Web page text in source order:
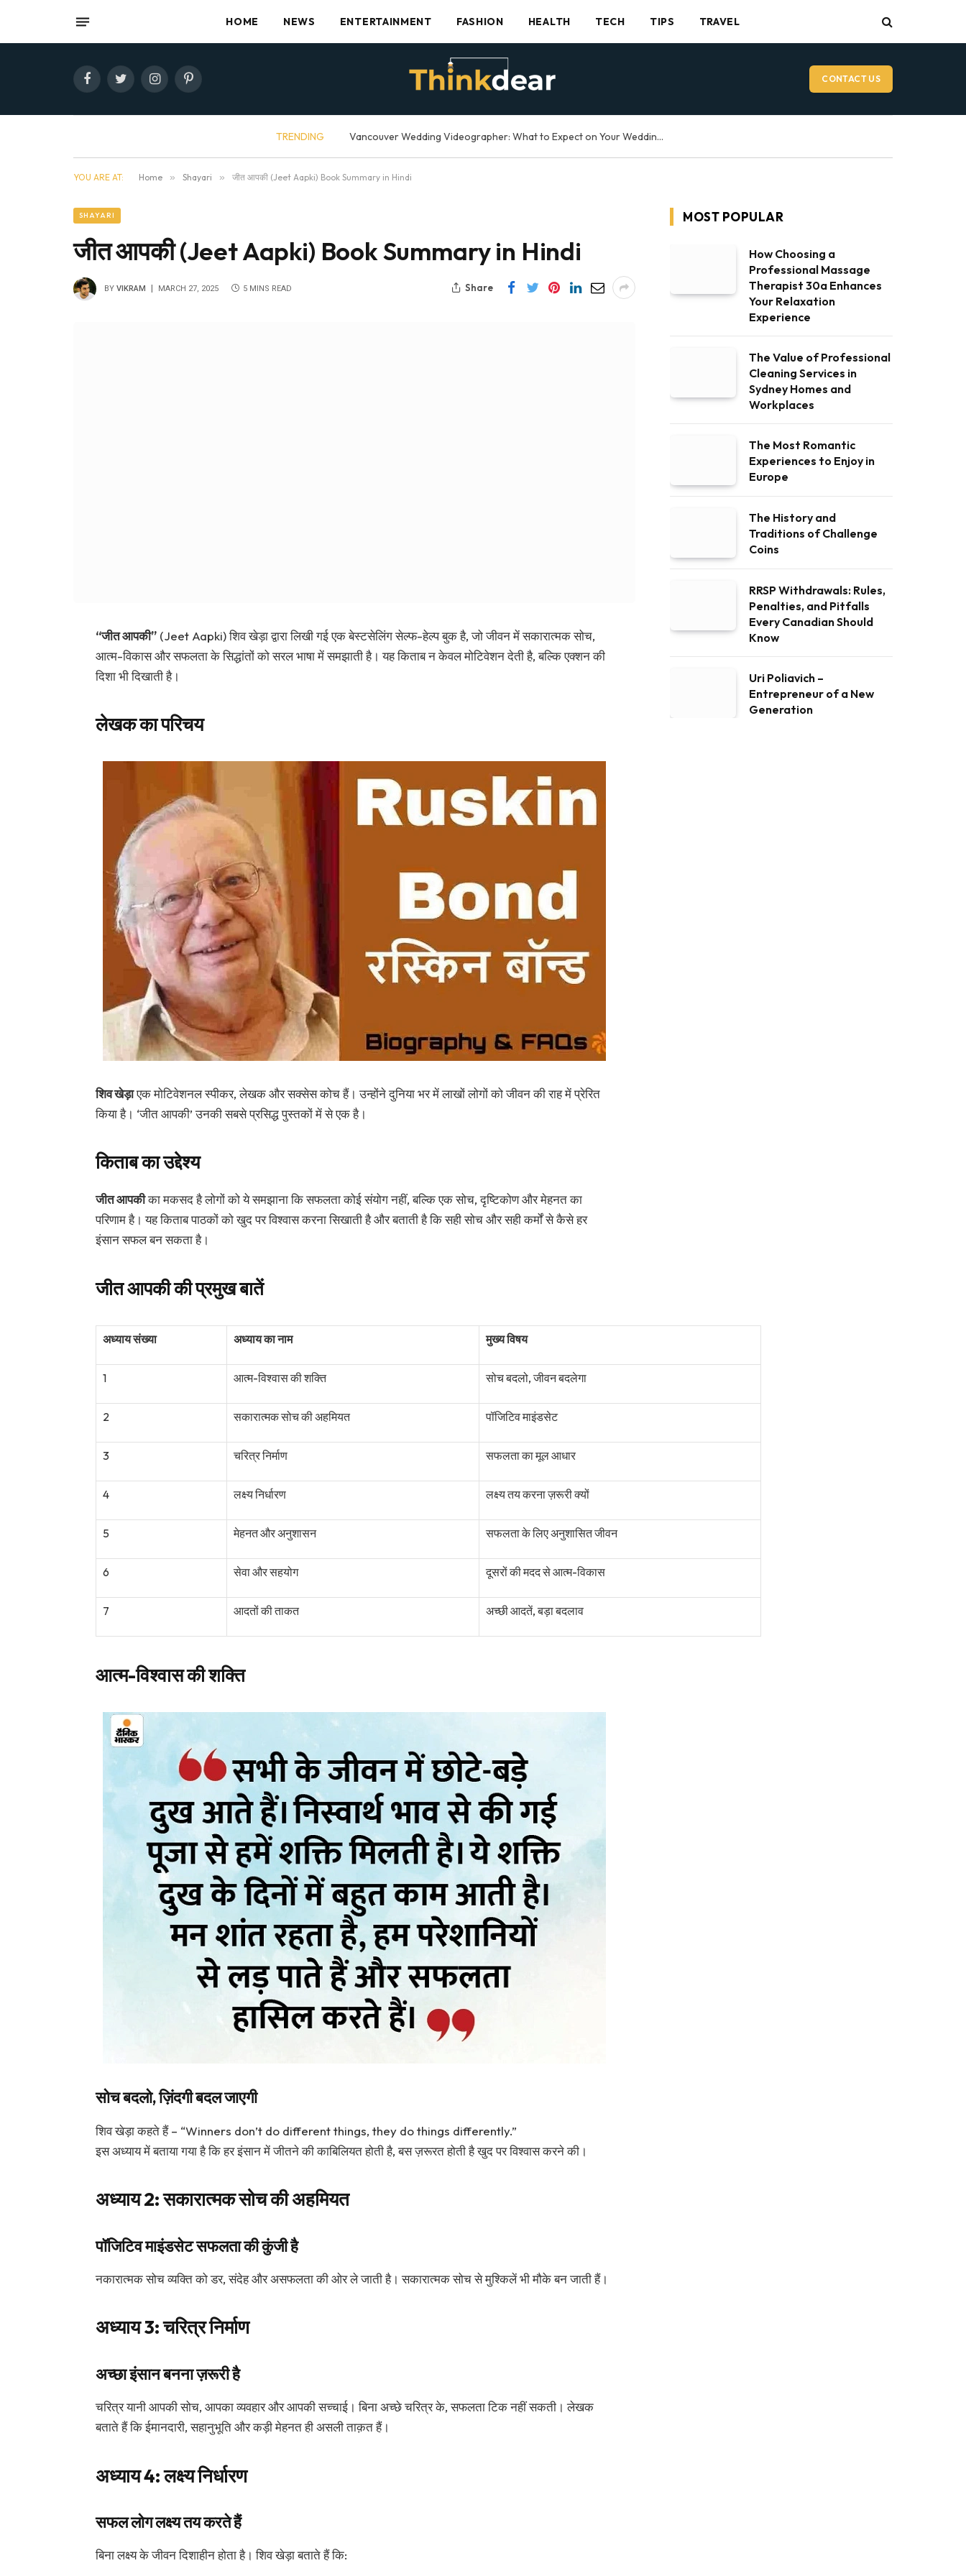
HOME NEWS ENTERTAINMENT FASHION HEALTH TECH TIPS TRAVEL
FacebookTwitterInstagramPinterest CONTACT US
TRENDING Vancouver Wedding Videographer: What to Expect on Your Wedding Day
YOU ARE AT: Home » Shayari » जीत आपकी (Jeet Aapki) Book Summary in Hindi
SHAYARI
जीत आपकी (Jeet Aapki) Book Summary in Hindi
BY VIKRAM MARCH 27, 2025 5 MINS READ Share
“जीत आपकी”(Jeet Aapki) शिव खेड़ा द्वारा लिखी गई एक बेस्टसेलिंग सेल्फ-हेल्प बुक है, जो जीवन में सकारात्मक सोच,
आत्म-विकास और सफलता के सिद्धांतों को सरल भाषा में समझाती है। यह किताब न केवल मोटिवेशन देती है, बल्कि एक्शन की
दिशा भी दिखाती है।
लेखक का परिचय
शिव खेड़ाएक मोटिवेशनल स्पीकर, लेखक और सक्सेस कोच हैं। उन्होंने दुनिया भर में लाखों लोगों को जीवन की राह में प्रेरित
किया है। ‘जीत आपकी’ उनकी सबसे प्रसिद्ध पुस्तकों में से एक है।
किताब का उद्देश्य
जीत आपकीका मकसद है लोगों को ये समझाना कि सफलता कोई संयोग नहीं, बल्कि एक सोच, दृष्टिकोण और मेहनत का
परिणाम है। यह किताब पाठकों को खुद पर विश्वास करना सिखाती है और बताती है कि सही सोच और सही कर्मों से कैसे हर
इंसान सफल बन सकता है।
जीत आपकी की प्रमुख बातें
अध्याय संख्या अध्याय का नाम मुख्य विषय
1 आत्म-विश्वास की शक्ति सोच बदलो, जीवन बदलेगा
2 सकारात्मक सोच की अहमियत पॉजिटिव माइंडसेट
3 चरित्र निर्माण सफलता का मूल आधार
4 लक्ष्य निर्धारण लक्ष्य तय करना ज़रूरी क्यों
5 मेहनत और अनुशासन सफलता के लिए अनुशासित जीवन
6 सेवा और सहयोग दूसरों की मदद से आत्म-विकास
7 आदतों की ताकत अच्छी आदतें, बड़ा बदलाव
आत्म-विश्वास की शक्ति
सोच बदलो, ज़िंदगी बदल जाएगी
शिव खेड़ा कहते हैं – “Winners don’t do different things, they do things differently.”
इस अध्याय में बताया गया है कि हर इंसान में जीतने की काबिलियत होती है, बस ज़रूरत होती है खुद पर विश्वास करने की।
अध्याय 2: सकारात्मक सोच की अहमियत
पॉजिटिव माइंडसेट सफलता की कुंजी है
नकारात्मक सोच व्यक्ति को डर, संदेह और असफलता की ओर ले जाती है। सकारात्मक सोच से मुश्किलें भी मौके बन जाती हैं।
अध्याय 3: चरित्र निर्माण
अच्छा इंसान बनना ज़रूरी है
चरित्र यानी आपकी सोच, आपका व्यवहार और आपकी सच्चाई। बिना अच्छे चरित्र के, सफलता टिक नहीं सकती। लेखक
बताते हैं कि ईमानदारी, सहानुभूति और कड़ी मेहनत ही असली ताक़त हैं।
अध्याय 4: लक्ष्य निर्धारण
सफल लोग लक्ष्य तय करते हैं
बिना लक्ष्य के जीवन दिशाहीन होता है। शिव खेड़ा बताते हैं कि:
MOST POPULAR
How Choosing a
Professional Massage
Therapist 30a Enhances
Your Relaxation
Experience
The Value of Professional
Cleaning Services in
Sydney Homes and
Workplaces
The Most Romantic
Experiences to Enjoy in
Europe
The History and
Traditions of Challenge
Coins
RRSP Withdrawals: Rules,
Penalties, and Pitfalls
Every Canadian Should
Know
Uri Poliavich –
Entrepreneur of a New
Generation